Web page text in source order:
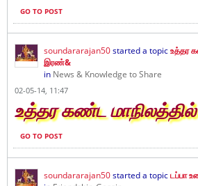
GO TO POST
soundararajan50started a topicஉத்தர
இரண்&
in News & Knowledge to Share
02-05-14, 11:47
உத்தர கண்ட
GO TO POST
soundararajan50started a topicடப்பா